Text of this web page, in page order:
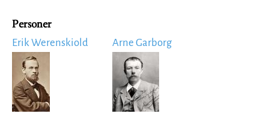
Personer
Erik Werenskiold
Image
Arne Garborg
Image